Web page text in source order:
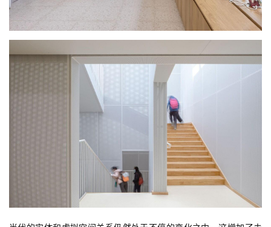
当代的实体和虚拟空间关系仍然处于不停的变化之中，这增加了未